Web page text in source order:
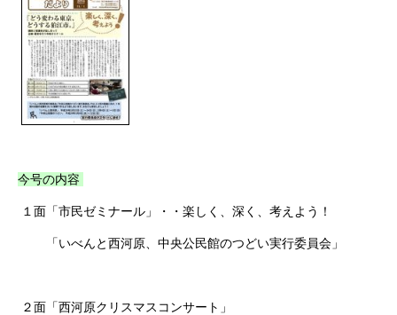
今号の内容
１面「市民ゼミナール」・・楽しく、深く、考えよう！
「いべんと西河原、中央公民館のつどい実行委員会」
２面「西河原クリスマスコンサート」